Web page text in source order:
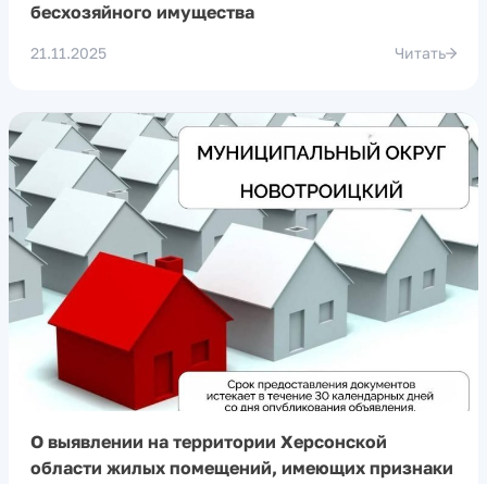
бесхозяйного имущества
21.11.2025 Читать
О выявлении на территории Херсонской
области жилых помещений, имеющих признаки